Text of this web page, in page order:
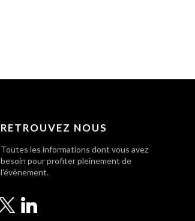
RETROUVEZ NOUS
Toutes les informations dont vous avez
besoin pour profiter pleinement de
l'évènement.